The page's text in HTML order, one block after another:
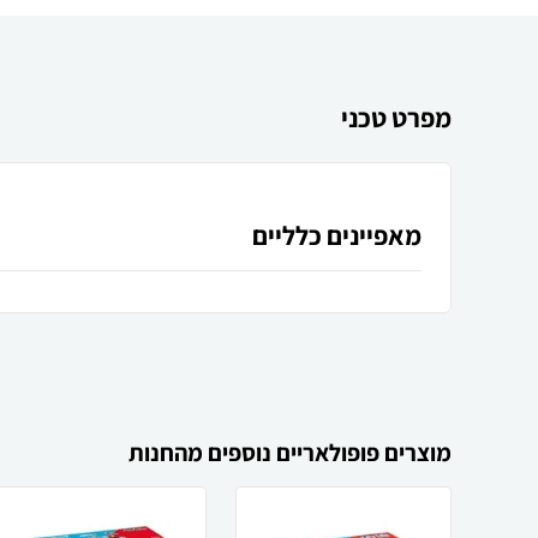
מפרט טכני
מאפיינים כלליים
מוצרים פופולאריים נוספים מהחנות